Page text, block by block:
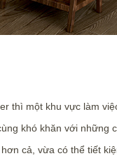
thì một khu vực làm
khó khăn với
cả, vừa có thể tiết